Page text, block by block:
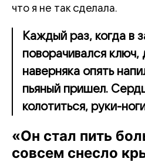
что я не так сделала.
Каждый раз, когда в
поворачивался ключ,
наверняка опять
пьяный пришел.
колотиться, руки-
«Он стал пить
совсем снесло